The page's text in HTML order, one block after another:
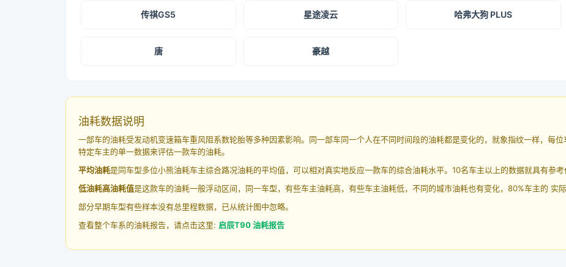
传祺GS5 星途凌云 哈弗大狗 PLUS
唐 豪越
油耗数据说明
一部车的油耗受发动机变速箱车重风阻系数轮胎等多种因素影响。同一部车同一个人在不同时间段的油耗都是变化的，就象指纹一样，每
特定车主的单一数据来评估一款车的油耗。
平均油耗是同车型多位小熊油耗车主综合路况油耗的平均值，可以相对真实地反应一款车的综合油耗水平。10名车主以上的数据就具有参考
低油耗高油耗值是这款车的油耗一般浮动区间，同一车型，有些车主油耗高，有些车主油耗低，不同的城市油耗也有变化，80%车主的 实
部分早期车型有些样本没有总里程数据，已从统计图中忽略。
查看整个车系的油耗报告，请点击这里: 启辰T90 油耗报告